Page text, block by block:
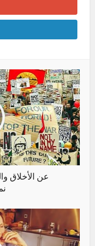
عن الأخلاق